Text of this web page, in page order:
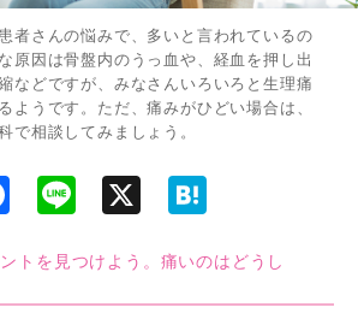
者さんの悩みで、多いと言われているの
原因は骨盤内のうっ血や、経血を押し出
などですが、みなさんいろいろと生理痛
ようです。ただ、痛みがひどい場合は、
で相談してみましょう。
F
b
o
L
n
トを見つけよう。痛いのはどうし